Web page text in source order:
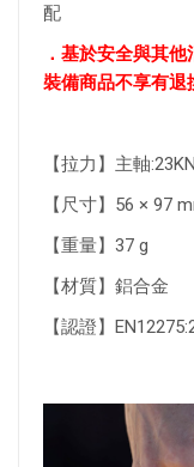
配
．基於安全與其
裝備商品不享有退
【拉力】主軸
【尺寸】56 × 97
【重量】37 g
【材質】鋁合金
【認證】